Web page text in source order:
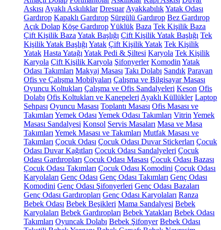
Askısı Ayaklı Askılıklar Dresuar AyakkabılıkYatak Odası
Gardırop Kapaklı Gardırop Sürgülü Gardırop Bez Gardırop
Açık Dolap Köşe GardıropYüklük Baza Tek Kişilik Baza
Çift Kişilik Baza Yatak Başlığı Çift Kişilik Yatak Başlığı Tek
Kişilik Yatak Başlığı Yatak Çift Kişilik Yatak Tek Kişilik
Yatak Hasta Yatağı Yatak Pedi & Şiltesi Karyola Tek Kişilik
Karyola Çift Kişilik Karyola Şifonyerler Komodin Yatak
Odası Takımları Makyaj Masası Takı Dolabı Sandık Paravan
Ofis ve Çalışma Mobilyaları Çalışma ve Bilgisayar Masası
Oyuncu Koltukları Çalışma ve Ofis Sandalyeleri Keson Ofis
Dolabı Ofis Koltukları ve Kanepeleri Ayaklı Küllükler Laptop
Sehpası Oyuncu Masası Toplantı Masası Ofis Masası ve
Takımları Yemek Odası Yemek Odası Takımları Vitrin Yemek
Masası Sandalyesi Konsol Servis Masaları Masa ve Masa
Takımları Yemek Masası ve Takımları Mutfak Masası ve
Takımları Çocuk Odası Çocuk Odası Duvar Stickerları Çocuk
Odası Duvar Kağıtları Çocuk Odası Sandalyeleri Çocuk
Odası Gardıropları Çocuk Odası Masası Çocuk Odası Bazası
Çocuk Odası Takımları Çocuk Odası Komodini Çocuk Odası
Karyolaları Genç Odası Genç Odası Takımları Genç Odası
Komodini Genç Odası Şifonyerleri Genç Odası Bazaları
Genç Odası Gardıropları Genç Odası Karyolaları Ranza
Bebek Odası Bebek Beşikleri Mama Sandalyesi Bebek
Karyolaları Bebek Gardıropları Bebek Yatakları Bebek Odası
Takımları Oyuncak Dolabı Bebek Şifonyer Bebek Odası